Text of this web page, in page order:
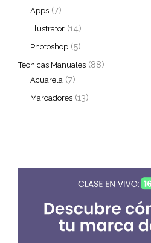
Apps (7)
Illustrator (14)
Photoshop (5)
Técnicas Manuales (88)
Acuarela (7)
Marcadores (13)